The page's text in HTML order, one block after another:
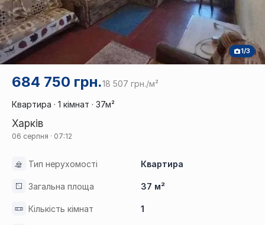
1/3
684 750 грн.18 507 грн./м²
Квартира · 1 кімнат · 37м²
Харків
06 серпня · 07:12
Тип нерухомості Квартира
Загальна площа 37 м²
Кількість кімнат 1